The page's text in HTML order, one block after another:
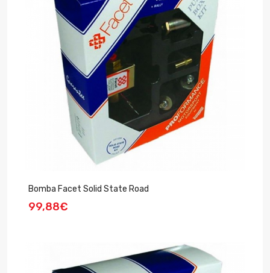
Bomba Facet Solid State Road
99,88€